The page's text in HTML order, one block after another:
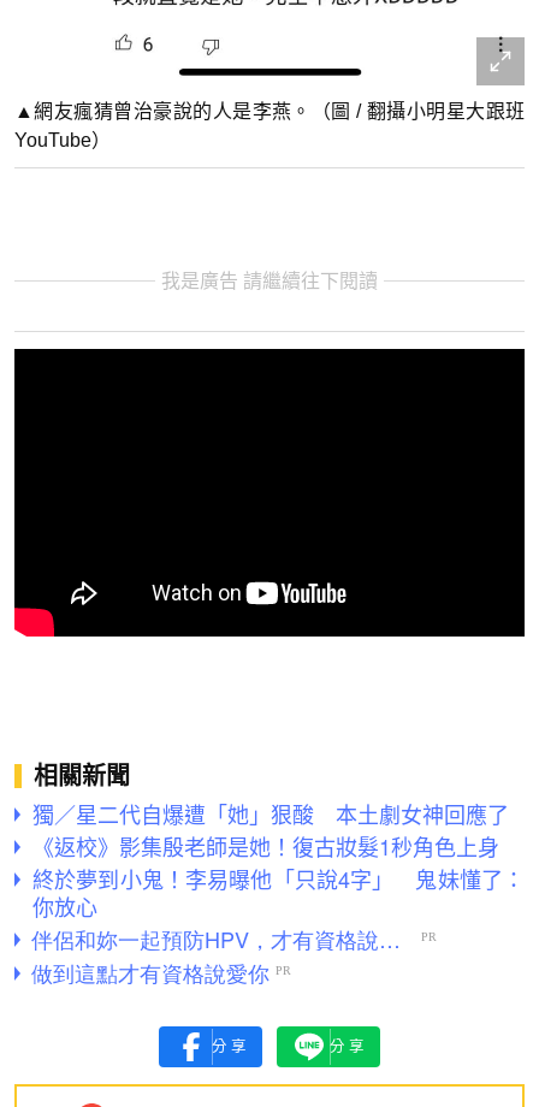
▲網友瘋猜曾治豪說的人是李燕。（圖 / 翻攝小明星大跟班
YouTube）
我是廣告 請繼續往下閱讀
相關新聞
獨／星二代自爆遭「她」狠酸 本土劇女神回應了
《返校》影集殷老師是她！復古妝髮1秒角色上身
終於夢到小鬼！李易曝他「只說4字」 鬼妹懂了：
你放心
分享 分享